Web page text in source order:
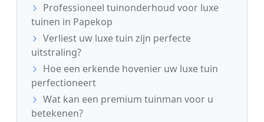
Professioneel tuinonderhoud voor luxe
tuinen in Papekop
Verliest uw luxe tuin zijn perfecte
uitstraling?
Hoe een erkende hovenier uw luxe tuin
perfectioneert
Wat kan een premium tuinman voor u
betekenen?